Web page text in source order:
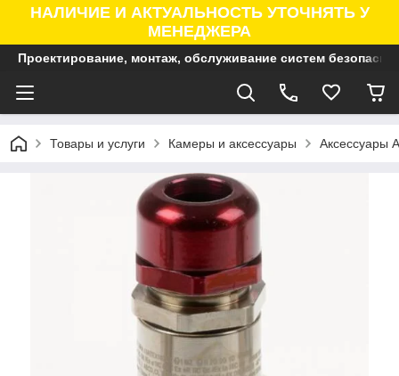
НАЛИЧИЕ И АКТУАЛЬНОСТЬ УТОЧНЯТЬ У
МЕНЕДЖЕРА
Проектирование, монтаж, обслуживание систем
Товары и услуги Камеры и аксессуары Аксессуары